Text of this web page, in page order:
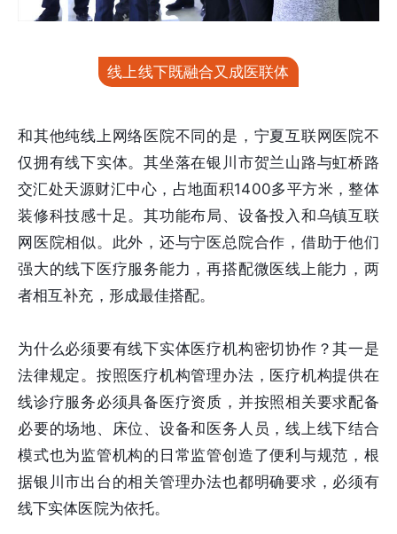
线上线下既融合又成医联体
和其他纯线上网络医院不同的是，宁夏互联网医院不
仅拥有线下实体。其坐落在银川市贺兰山路与虹桥路
交汇处天源财汇中心，占地面积1400多平方米，整体
装修科技感十足。其功能布局、设备投入和乌镇互联
网医院相似。此外，还与宁医总院合作，借助于他们
强大的线下医疗服务能力，再搭配微医线上能力，两
者相互补充，形成最佳搭配。
为什么必须要有线下实体医疗机构密切协作？其一是
法律规定。按照医疗机构管理办法，医疗机构提供在
线诊疗服务必须具备医疗资质，并按照相关要求配备
必要的场地、床位、设备和医务人员，线上线下结合
模式也为监管机构的日常监管创造了便利与规范，根
据银川市出台的相关管理办法也都明确要求，必须有
线下实体医院为依托。